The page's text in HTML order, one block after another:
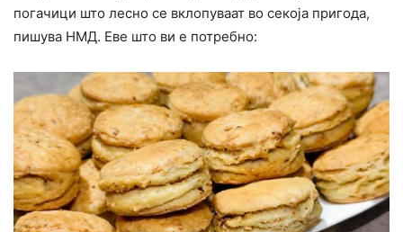
погачици што лесно се вклопуваат во секоја пригода,
пишува НМД. Еве што ви е потребно: